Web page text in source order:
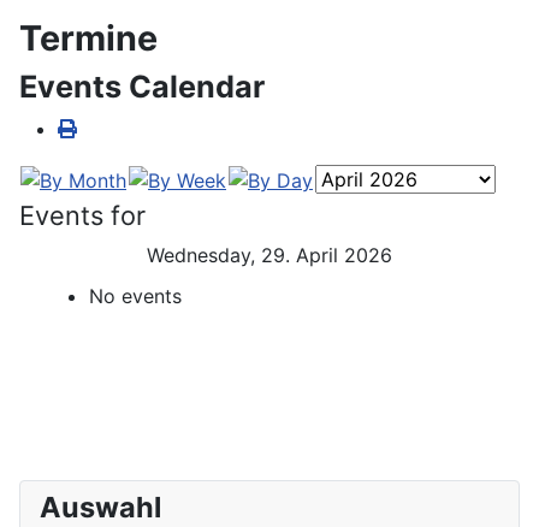
Termine
Events Calendar
Events for
Wednesday, 29. April 2026
No events
Auswahl